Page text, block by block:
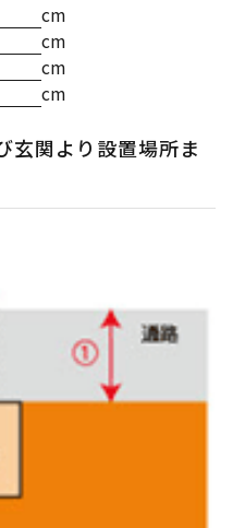
cm
cm
cm
cm
玄関より設置場所ま